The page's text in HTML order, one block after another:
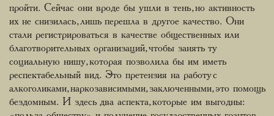
пройти. Сейчас они вроде бы ушли в тень, но активность
их не снизилась, лишь перешла в другое качество. Они
стали регистрироваться в качестве общественных или
благотворительных организаций, чтобы занять ту
социальную нишу, которая позволила бы им иметь
респектабельный вид. Это претензия на работу с
алкоголиками, наркозависимыми, заключенными, это помощь
бездомным. И здесь два аспекта, которые им выгодны: